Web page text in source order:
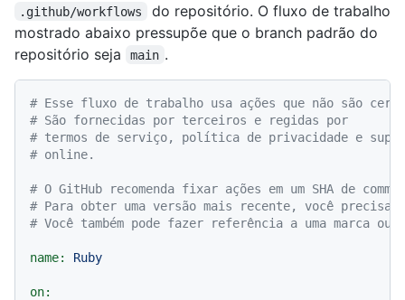
.github/workflows
do repositório. O fluxo de trabalho
mostrado abaixo pressupõe que o branch padrão do
repositório seja
main .
# Esse fluxo de trabalho usa ações que não são
# São fornecidas por terceiros e regidas por
# termos de serviço, política de privacidade e
# online.
# O GitHub recomenda fixar ações em um SHA de
# Para obter uma versão mais recente, você
# Você também pode fazer referência a uma marca
name: Ruby
on: